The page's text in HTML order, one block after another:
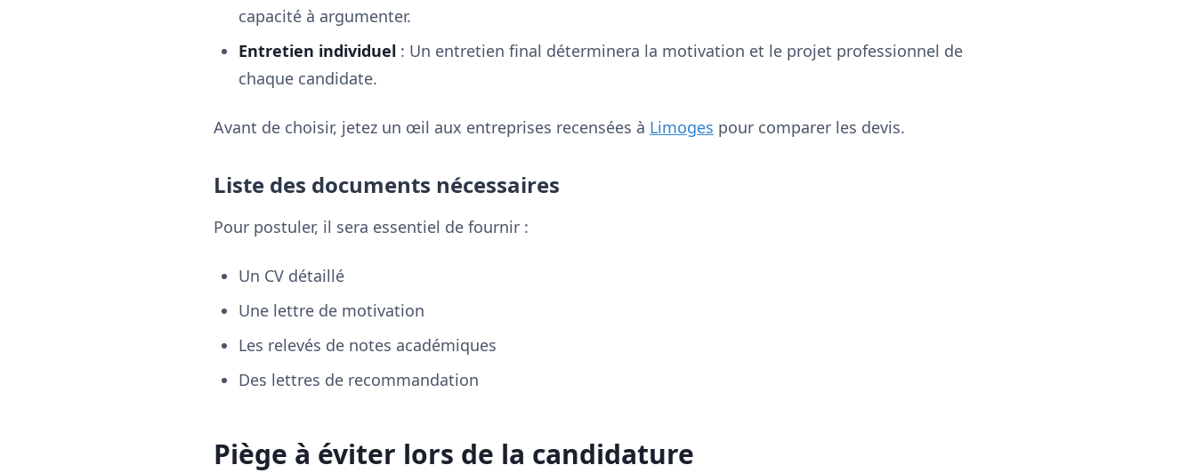
capacité à argumenter.
Entretien individuel : Un entretien final déterminera la motivation et le projet professionnel de
chaque candidate.
Avant de choisir, jetez un œil aux entreprises recensées à Limoges pour comparer les devis.
Liste des documents nécessaires
Pour postuler, il sera essentiel de fournir :
Un CV détaillé
Une lettre de motivation
Les relevés de notes académiques
Des lettres de recommandation
Piège à éviter lors de la candidature